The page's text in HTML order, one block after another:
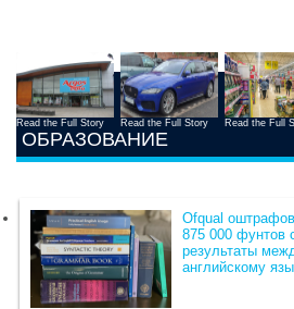
Read the Full Story Read the Full Story Read the Full
ОБРАЗОВАНИЕ
Ofqual
875 000 фунтов
результаты
английскому